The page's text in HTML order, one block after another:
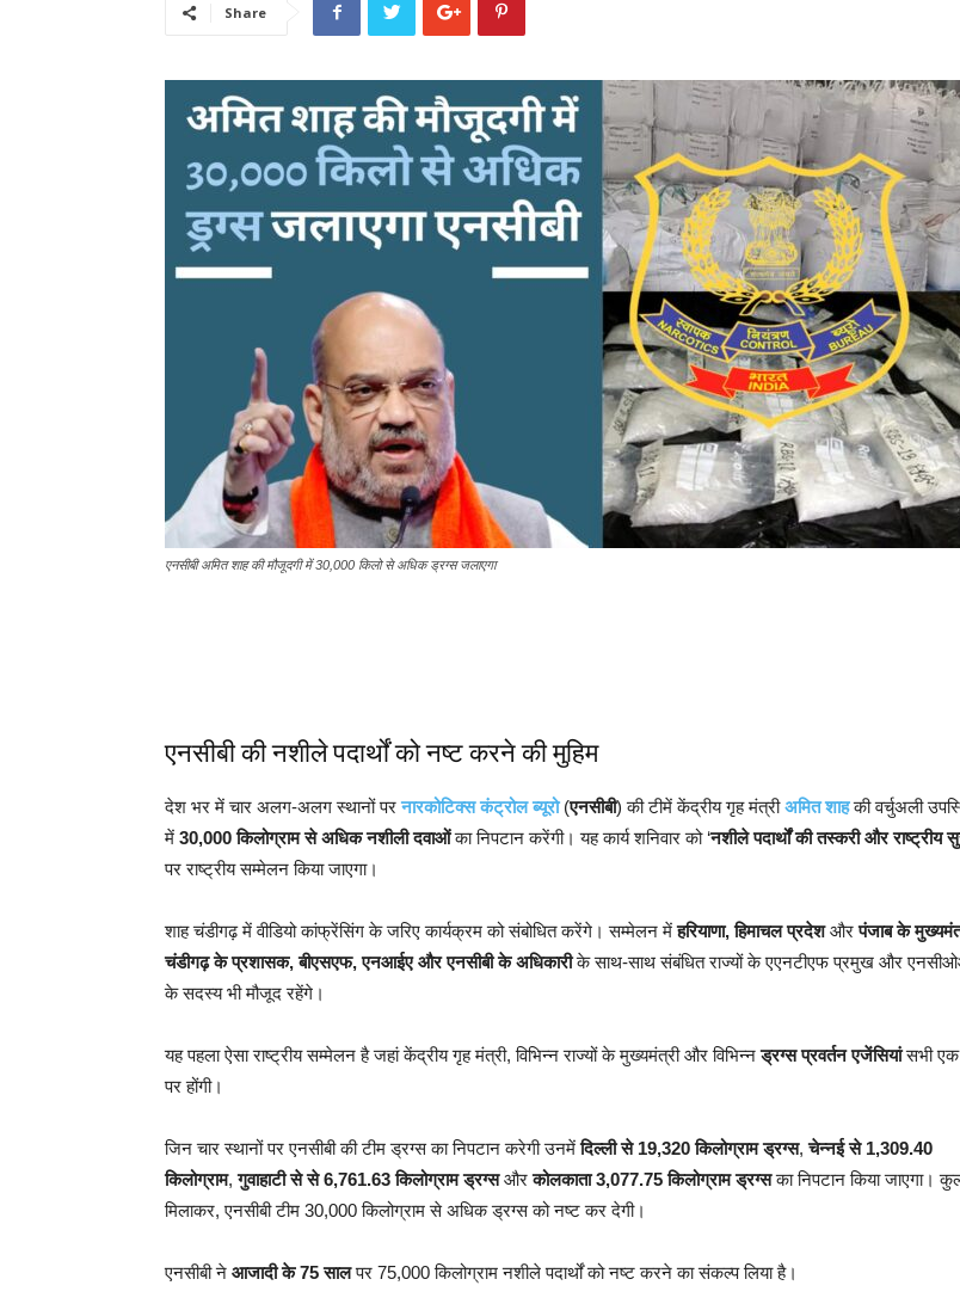
Share
एनसीबी अमित शाह की मौजूदगी में 30,000 किलो से अधिक ड्रग्स जलाएगा
एनसीबी की नशीले पदार्थों को नष्ट करने की मुहिम
देश भर में चार अलग-अलग स्थानों परनारकोटिक्स कंट्रोल ब्यूरो(एनसीबी) की टीमें केंद्रीय गृह मंत्रीअमित शाहकी वर्चुअली
में 30,000 किलोग्राम से अधिक नशीली दवाओंका निपटान करेंगी। यह कार्य शनिवार को ‘नशीले पदार्थों की तस्करी और राष्ट्रीय
पर राष्ट्रीय सम्मेलन किया जाएगा।
शाह चंडीगढ़ में वीडियो कांफ्रेंसिंग के जरिए कार्यक्रम को संबोधित करेंगे। सम्मेलन मेंहरियाणा, हिमाचल प्रदेशऔरपंजाब के
चंडीगढ़ के प्रशासक, बीएसएफ, एनआईए और एनसीबी के अधिकारीके साथ-साथ संबंधित राज्यों के एएनटीएफ प्रमुख और
के सदस्य भी मौजूद रहेंगे।
यह पहला ऐसा राष्ट्रीय सम्मेलन है जहां केंद्रीय गृह मंत्री, विभिन्न राज्यों के मुख्यमंत्री और विभिन्नड्रग्स प्रवर्तन एजेंसियांसभी
पर होंगी।
जिन चार स्थानों पर एनसीबी की टीम ड्रग्स का निपटान करेगी उनमेंदिल्ली से 19,320 किलोग्राम ड्रग्स,चेन्नई से 1,309.40
किलोग्राम,गुवाहाटी से से 6,761.63 किलोग्राम ड्रग्सऔरकोलकाता 3,077.75 किलोग्राम ड्रग्सका निपटान किया जाएगा।
मिलाकर, एनसीबी टीम 30,000 किलोग्राम से अधिक ड्रग्स को नष्ट कर देगी।
एनसीबी ने आजादी के 75 सालपर 75,000 किलोग्राम नशीले पदार्थों को नष्ट करने का संकल्प लिया है।